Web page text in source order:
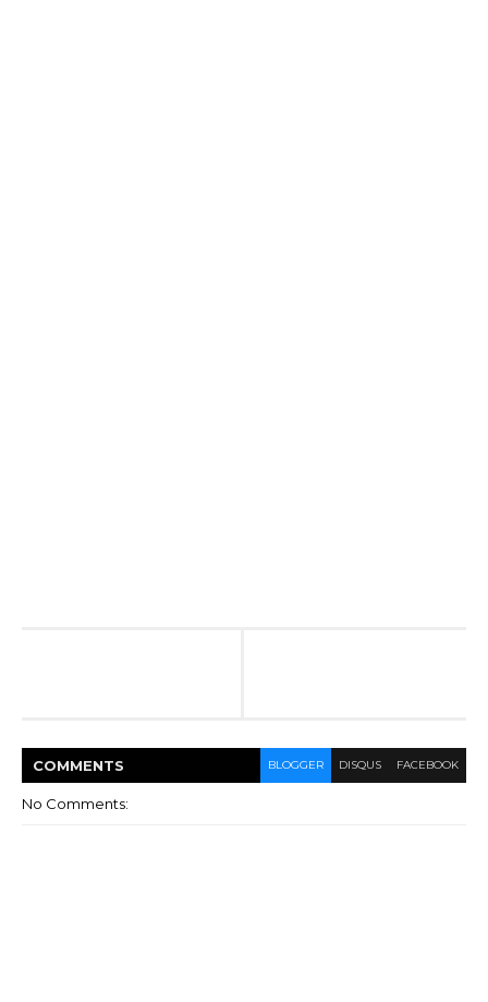
COMMENTS BLOGGER DISQUS FACEBOOK
No Comments: